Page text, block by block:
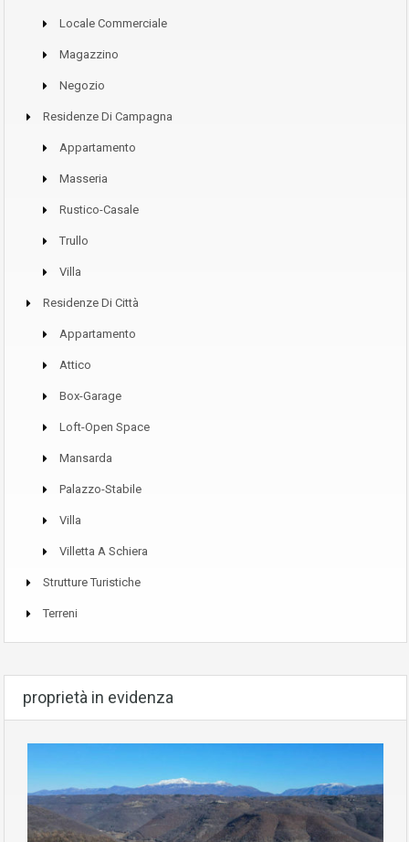
Locale Commerciale
Magazzino
Negozio
Residenze Di Campagna
Appartamento
Masseria
Rustico-Casale
Trullo
Villa
Residenze Di Città
Appartamento
Attico
Box-Garage
Loft-Open Space
Mansarda
Palazzo-Stabile
Villa
Villetta A Schiera
Strutture Turistiche
Terreni
proprietà in evidenza